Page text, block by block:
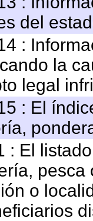
del
:
la
legal
: El
: El
pesca
o